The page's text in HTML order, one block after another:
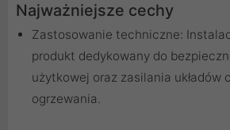
Najważniejsze cechy
Zastosowanie techniczne:
produkt dedykowany do
użytkowej oraz zasilania układów
ogrzewania.